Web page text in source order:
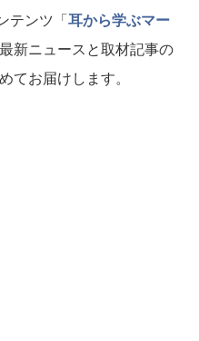
テンツ「耳から学ぶマー
新ニュースと取材記事の
てお届けします。